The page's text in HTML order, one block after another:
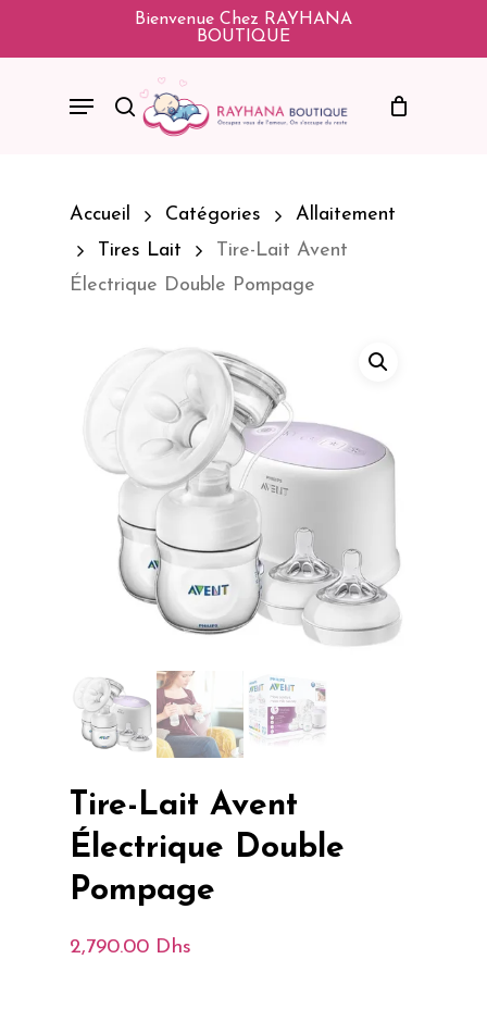
Bienvenue Chez RAYHANA
BOUTIQUE
Search
Menu
Accueil Catégories
Allaitement
Tires Lait
Tire-Lait Avent
Électrique Double Pompage
Tire-Lait Avent
Électrique Double
Pompage
2,790.00 Dhs